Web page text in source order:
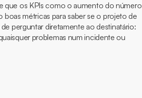
que os KPIs como o aumento do número
métricas para saber se o projeto de
perguntar diretamente ao destinatário:
problemas num incidente ou